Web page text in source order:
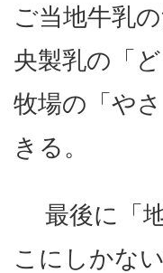
ご当地牛乳
央製乳の「
牧場の「や
きる。
最後に「
こにしかな